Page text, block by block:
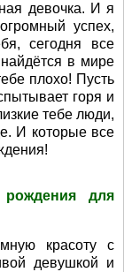
девочка. И я
успех,
сегодня все
в мире
плохо! Пусть
горя и
тебе люди,
И которые все
для
красоту с
девушкой и